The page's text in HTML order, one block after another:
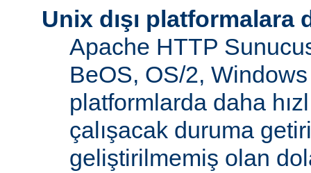
Unix dışı platformalara
Apache HTTP
BeOS, OS/2,
platformlarda daha
çalışacak duruma
geliştirilmemiş olan